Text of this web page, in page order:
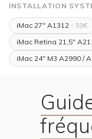
INSTALLATION
iMac 27" A1312 - 59€
iMac Retina 21,5"
iMac 24" M3 A2990 /